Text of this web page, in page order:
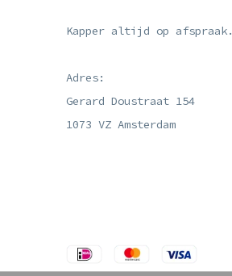
Kapper altijd op afspraak.
Adres:
Gerard Doustraat 154
1073 VZ Amsterdam